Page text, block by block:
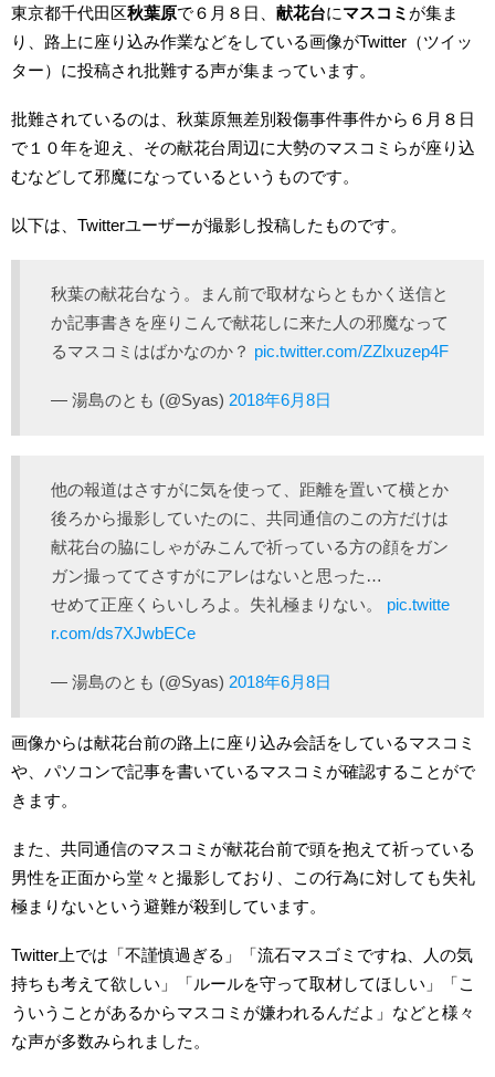
東京都千代田区秋葉原で６月８日、 献花台にマスコミ が集ま
り、路上に座り込み作業などをしている画像がTwitter（ツイッ
ター）に投稿され批難する声が集まっています。
批難されているのは、秋葉原無差別殺傷事件事件から６月８日
で１０年を迎え、その献花台周辺に大勢のマスコミらが座り込
むなどして邪魔になっているというものです。
以下は、Twitterユーザーが撮影し投稿したものです。
秋葉の献花台なう。まん前で取材ならともかく送信と
か記事書きを座りこんで献花しに来た人の邪魔なって
るマスコミはばかなのか？ pic.twitter.com/ZZlxuzep4F
— 湯島のとも (@Syas) 2018年6月8日
他の報道はさすがに気を使って、距離を置いて横とか
後ろから撮影していたのに、共同通信のこの方だけは
献花台の脇にしゃがみこんで祈っている方の顔をガン
ガン撮っててさすがにアレはないと思った…
せめて正座くらいしろよ。失礼極まりない。 pic.twitte
r.com/ds7XJwbECe
— 湯島のとも (@Syas) 2018年6月8日
画像からは献花台前の路上に座り込み会話をしているマスコミ
や、パソコンで記事を書いているマスコミが確認することがで
きます。
また、共同通信のマスコミが献花台前で頭を抱えて祈っている
男性を正面から堂々と撮影しており、この行為に対しても失礼
極まりないという避難が殺到しています。
Twitter上では「不謹慎過ぎる」「流石マスゴミですね、人の気
持ちも考えて欲しい」「ルールを守って取材してほしい」「こ
ういうことがあるからマスコミが嫌われるんだよ」などと様々
な声が多数みられました。